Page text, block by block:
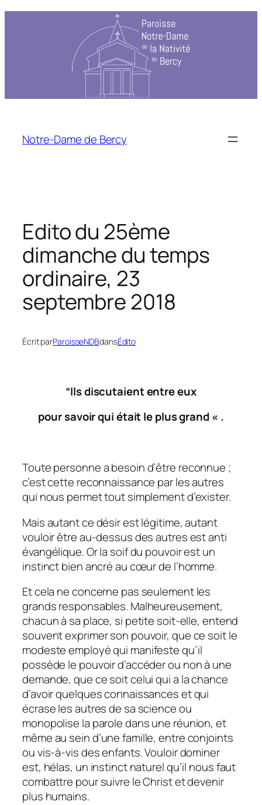
Notre-Dame de Bercy
Edito du 25ème
dimanche du temps
ordinaire, 23
septembre 2018
Écrit parParoisseNDBdansÉdito
“Ils discutaient entre eux
pour savoir qui était le plus grand « .
Toute personne a besoin d’être reconnue ;
c’est cette reconnaissance par les autres
qui nous permet tout simplement d’exister.
Mais autant ce désir est légitime, autant
vouloir être au-dessus des autres est anti
évangélique. Or la soif du pouvoir est un
instinct bien ancré au cœur de l’homme.
Et cela ne concerne pas seulement les
grands responsables. Malheureusement,
chacun à sa place, si petite soit-elle, entend
souvent exprimer son pouvoir, que ce soit le
modeste employé qui manifeste qu’il
possède le pouvoir d’accéder ou non à une
demande, que ce soit celui qui a la chance
d’avoir quelques connaissances et qui
écrase les autres de sa science ou
monopolise la parole dans une réunion, et
même au sein d’une famille, entre conjoints
ou vis-à-vis des enfants. Vouloir dominer
est, hélas, un instinct naturel qu’il nous faut
combattre pour suivre le Christ et devenir
plus humains.